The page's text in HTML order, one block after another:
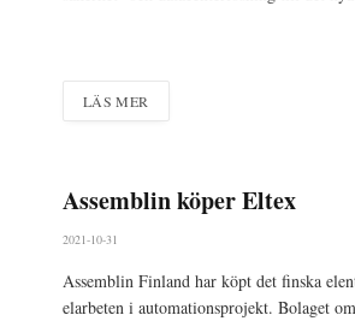
LÄS MER
Assemblin köper Eltex
2021-10-31
Assemblin Finland har köpt det finska
elarbeten i automationsprojekt. Bolaget